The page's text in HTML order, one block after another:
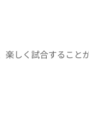
しく試合すること